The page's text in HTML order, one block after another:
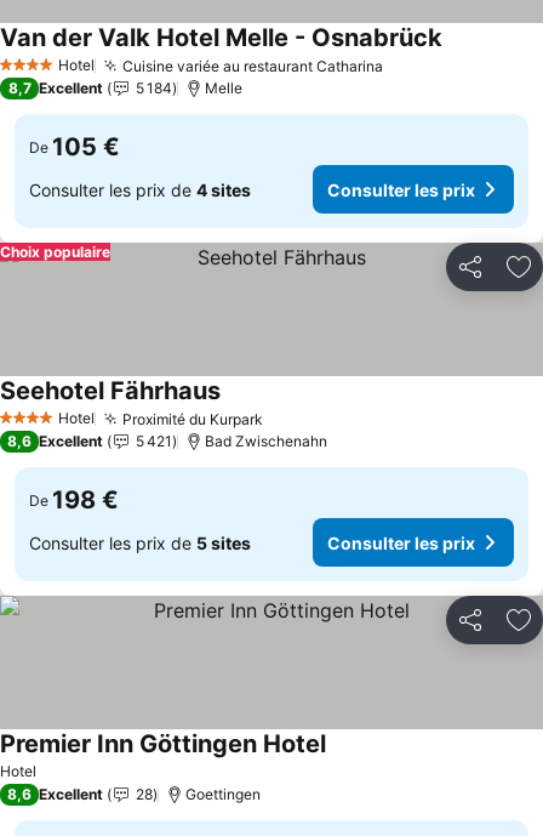
4 Étoiles Hotel Cuisine variée au restaurant Catharina
Van der Valk Hotel Melle - Osnabrück
8,7 Excellent 5 184 Melle
De 105 €
Consulter les prix de 4 sites Consulter les prix
Partager
Choix populaire
4 Étoiles Hotel Proximité du Kurpark
Seehotel Fährhaus
8,6 Excellent 5 421 Bad Zwischenahn
De 198 €
Consulter les prix de 5 sites Consulter les prix
Partager
Hotel
Premier Inn Göttingen Hotel
8,6 Excellent 28 Goettingen